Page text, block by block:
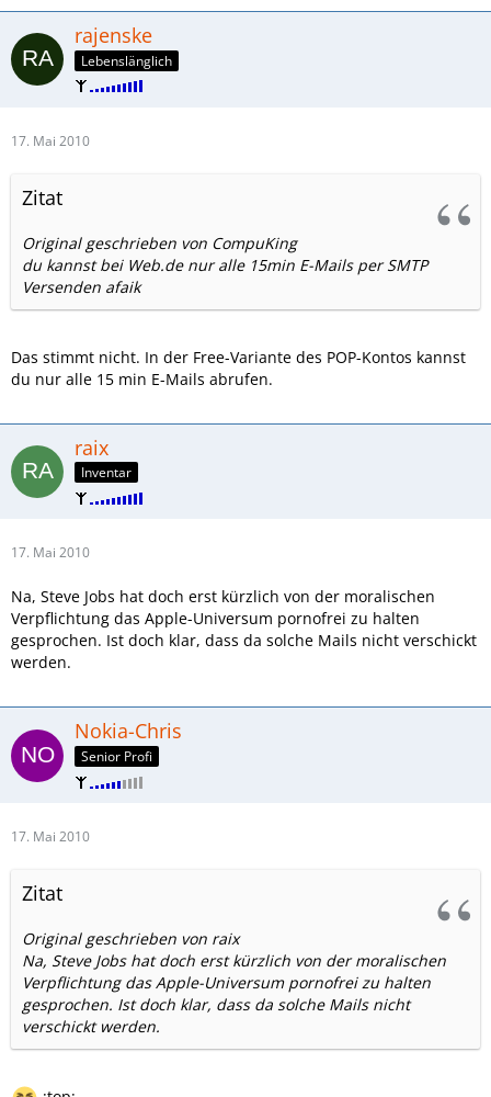
rajenske
Lebenslänglich
17. Mai 2010
Zitat
Original geschrieben von CompuKing
du kannst bei Web.de nur alle 15min E-Mails per SMTP
Versenden afaik
Das stimmt nicht. In der Free-Variante des POP-Kontos kannst
du nur alle 15 min E-Mails abrufen.
raix
Inventar
17. Mai 2010
Na, Steve Jobs hat doch erst kürzlich von der moralischen
Verpflichtung das Apple-Universum pornofrei zu halten
gesprochen. Ist doch klar, dass da solche Mails nicht verschickt
werden.
Nokia-Chris
Senior Profi
17. Mai 2010
Zitat
Original geschrieben von raix
Na, Steve Jobs hat doch erst kürzlich von der moralischen
Verpflichtung das Apple-Universum pornofrei zu halten
gesprochen. Ist doch klar, dass da solche Mails nicht
verschickt werden.